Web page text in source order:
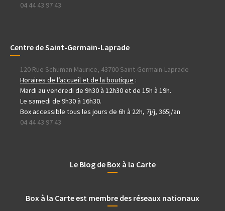
04 44 43 97 43
Centre de Saint-Germain-Laprade
120 Rue Schuman Maurice, 43700 Saint-Germain-Laprade
Horaires de l’accueil et de la boutique :
Mardi au vendredi de 9h30 à 12h30 et de 15h à 19h.
Le samedi de 9h30 à 16h30.
Box accessible tous les jours de 6h à 22h, 7j/j, 365j/an
04 44 43 97 43
Le Blog de Box à la Carte
Box à la Carte est membre des réseaux nationaux